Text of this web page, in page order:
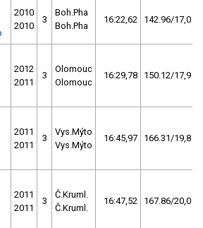
2010
2010
3
Boh.Pha
Boh.Pha
16:22,62 142.96/17,0
2012
2011
3
Olomouc
Olomouc
16:29,78 150.12/17,9
2011
2011
3
Vys.Mýto
Vys.Mýto
16:45,97 166.31/19,8
2011
2011
3
Č.Kruml.
Č.Kruml.
16:47,52 167.86/20,0